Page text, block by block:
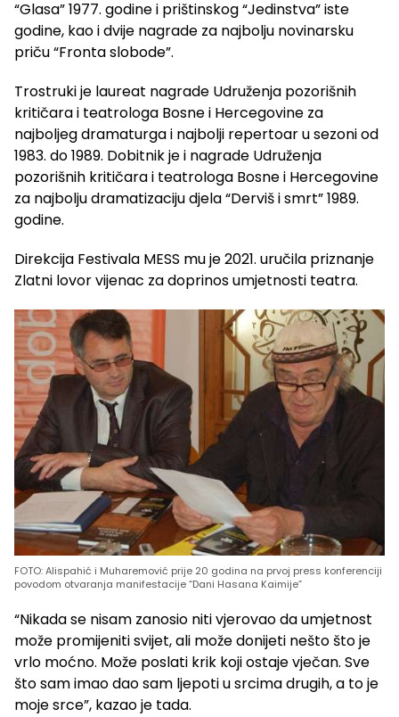
“Glasa” 1977. godine i prištinskog “Jedinstva” iste
godine, kao i dvije nagrade za najbolju novinarsku
priču “Fronta slobode”.
Trostruki je laureat nagrade Udruženja pozorišnih
kritičara i teatrologa Bosne i Hercegovine za
najboljeg dramaturga i najbolji repertoar u sezoni od
1983. do 1989. Dobitnik je i nagrade Udruženja
pozorišnih kritičara i teatrologa Bosne i Hercegovine
za najbolju dramatizaciju djela “Derviš i smrt” 1989.
godine.
Direkcija Festivala MESS mu je 2021. uručila priznanje
Zlatni lovor vijenac za doprinos umjetnosti teatra.
FOTO: Alispahić i Muharemović prije 20 godina na prvoj press konferenciji
povodom otvaranja manifestacije “Dani Hasana Kaimije”
“Nikada se nisam zanosio niti vjerovao da umjetnost
može promijeniti svijet, ali može donijeti nešto što je
vrlo moćno. Može poslati krik koji ostaje vječan. Sve
što sam imao dao sam ljepoti u srcima drugih, a to je
moje srce”, kazao je tada.